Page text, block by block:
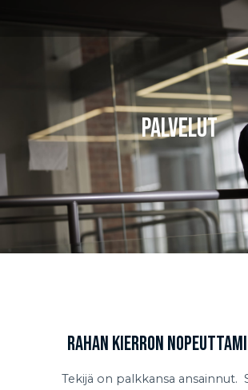
PALVELUT
Rahan kierron
Tekijä on palkkansa ansainnut.